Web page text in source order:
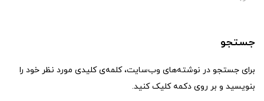
جستجو
برای جستجو در نوشته‌های وب‌سایت، کلمه‌ی کلیدی مورد نظر خود را
بنویسید و بر روی دکمه کلیک کنید.